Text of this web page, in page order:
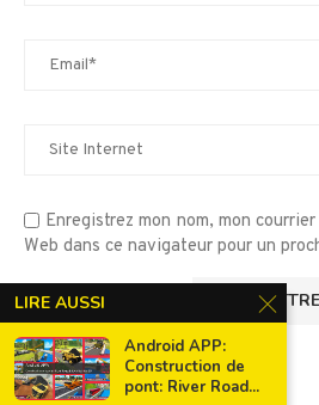
Enregistrez mon nom, mon
Web dans ce navigateur pour un
LIRE AUSSI
Android APP:
Construction de
pont: River Road...